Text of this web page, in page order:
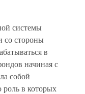
системы
со стороны
в
начиная с
собой
в которых